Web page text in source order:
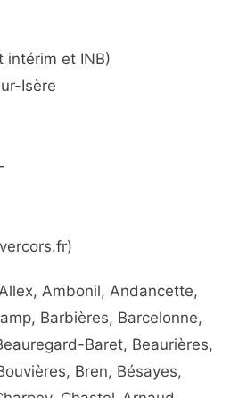
et INB)
Isère
Ambonil, Andancette,
Barbières, Barcelonne,
Baret, Beaurières,
Bren, Bésayes,